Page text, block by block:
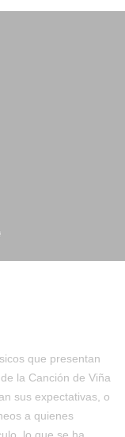
que presentan
la Canción de Viña
sus expectativas, o
a quienes